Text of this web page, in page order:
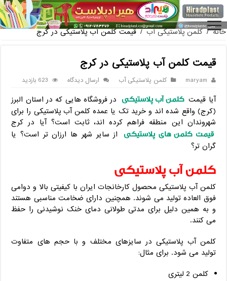
فروش گلدان پلاستیکی گلخانه به ص
خانه / کلمن پلاستیکی آب / قیمت کلمن آب پلاستیکی در کرج
قیمت کلمن آب پلاستیکی در کرج
maryam کلمن پلاستیکی آب ارسال دیدگاه 623 بازدید
آیا قیمت کلمن آب پلاستیکی در فروشگاه هایی که در استان البرز
(کرج) واقع شده اند و خرید تک یا عمده کلمن آب پلاستیکی را برای
شهروندان این منطقه فراهم کرده اند، ثابت است؟ آیا در کرج
قیمت کلمن های پلاستیکی
از سایر شهر ها ارزان تر است؟ یا
گران تر؟
کلمن آب پلاستیکی
کلمن آب پلاستیکی محصول کارخانجات ایران با کیفیتی بالا و دوامی
فوق العاده تولید می شوند. همچنین دارای ضخامت مناسبی هستند
و به همین دلیل برای مدتی طولانی دمای خنک نوشیدنی را حفظ
می کنند.
کلمن آب پلاستیکی در سایزهای مختلف و با حجم های متفاوت
تولید می شود. برای مثال:
کلمن 2 لیتری